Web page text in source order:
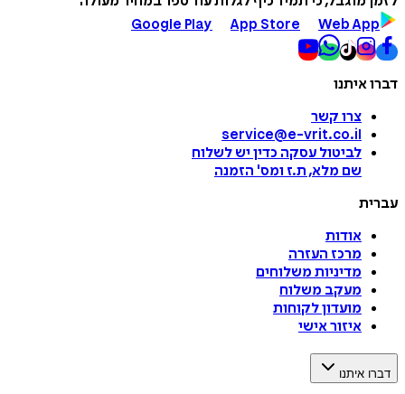
Google Play
App Store Web App
דברו איתנו
צרו קשר
service@e-vrit.co.il
לביטול עסקה כדין יש לשלוח
שם מלא, ת.ז ומס' הזמנה
עברית
אודות
מרכז העזרה
מדיניות משלוחים
מעקב משלוח
מועדון לקוחות
איזור אישי
דברו איתנו